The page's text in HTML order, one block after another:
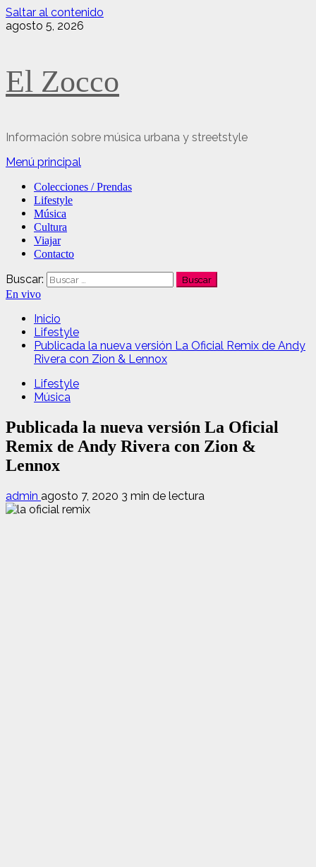
Saltar al contenido
agosto 5, 2026
El Zocco
Información sobre música urbana y streetstyle
Menú principal
Colecciones / Prendas
Lifestyle
Música
Cultura
Viajar
Contacto
Buscar:
En vivo
Inicio
Lifestyle
Publicada la nueva versión La Oficial Remix de Andy
Rivera con Zion & Lennox
Lifestyle
Música
Publicada la nueva versión La Oficial
Remix de Andy Rivera con Zion &
Lennox
admin agosto 7, 2020 3 min de lectura